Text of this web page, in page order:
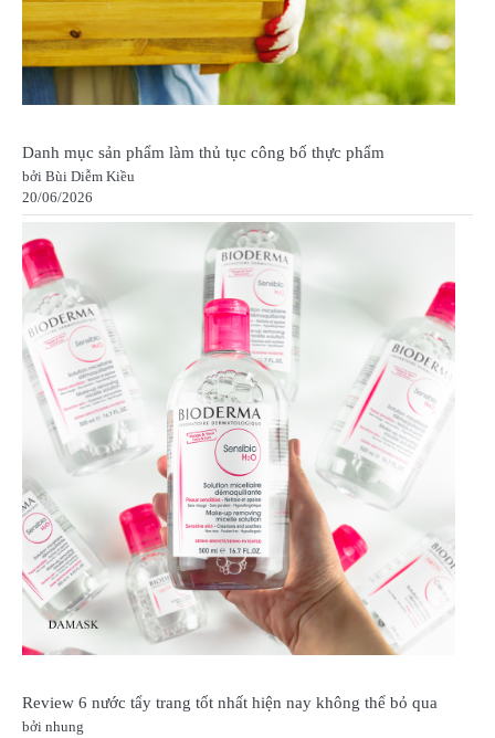
Danh mục sản phẩm làm thủ tục công bố thực phẩm
bởi Bùi Diễm Kiều
20/06/2026
Review 6 nước tẩy trang tốt nhất hiện nay không thể bỏ qua
bởi nhung